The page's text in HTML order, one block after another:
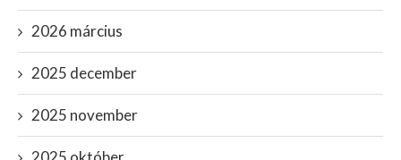
2026 március
2025 december
2025 november